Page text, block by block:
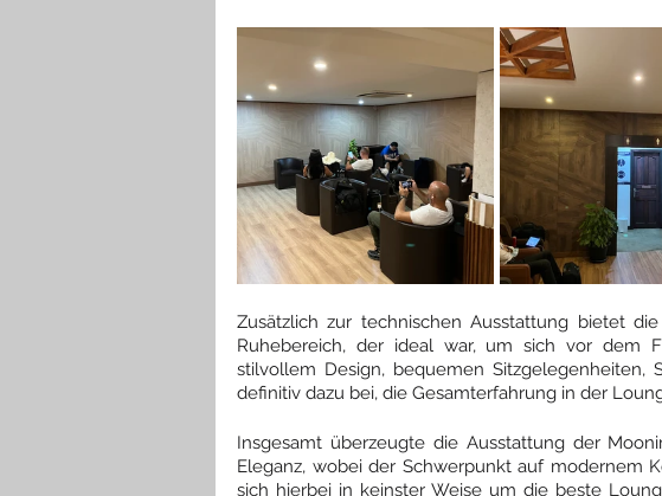
Zusätzlich zur technischen Ausstattung bietet
Ruhebereich, der ideal war, um sich vor dem
stilvollem Design, bequemen Sitzgelegenheiten,
definitiv dazu bei, die Gesamterfahrung in der
Insgesamt überzeugte die Ausstattung der
Eleganz, wobei der Schwerpunkt auf modernem
sich hierbei in keinster Weise um die beste